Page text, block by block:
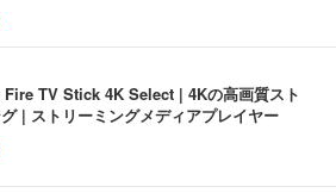
TV Stick 4K Select | 4Kの高画質スト
| ストリーミングメディアプレイヤー